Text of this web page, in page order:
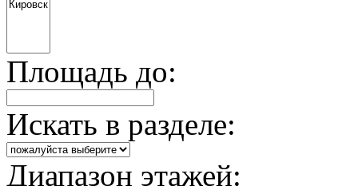
Площадь до:
Искать в разделе:
Диапазон этажей: